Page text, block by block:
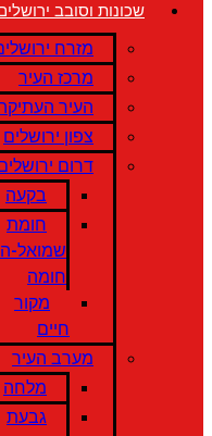
שכונות וסובב ירושלים
מזרח ירושלים
מרכז העיר
העיר העתיקה
צפון ירושלים
דרום ירושלים
בקעה
חומת
שמואל-הר
חומה
מקור
חיים
מערב העיר
מלחה
גבעת